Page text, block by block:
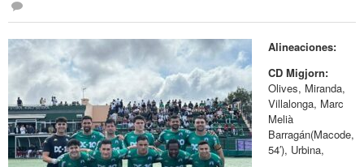
Alineaciones:
CD Migjorn:
Olives, Miranda,
Villalonga, Marc
Melià
Barragán(Macode,
54′), Urbina,